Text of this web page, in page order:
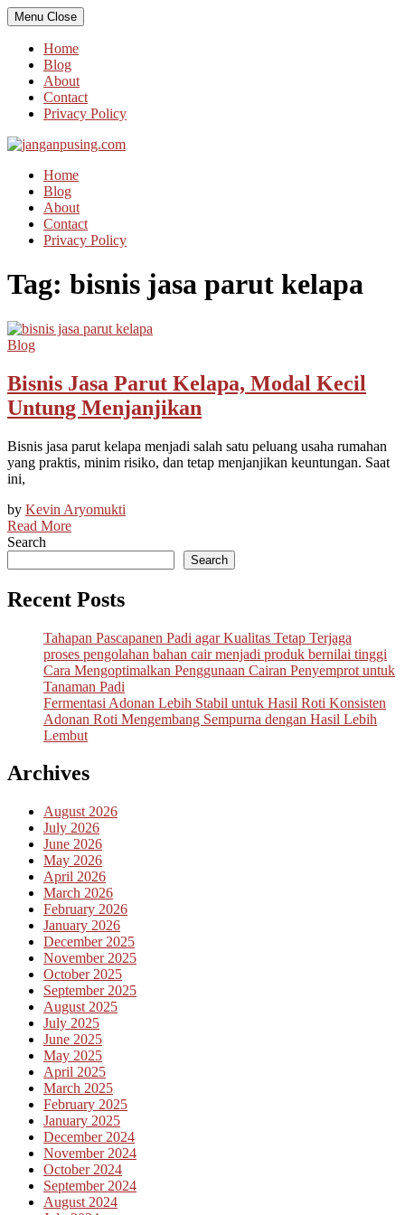
Skip
to
content
Menu Close
Home
Blog
About
Contact
Privacy Policy
Home
Blog
About
Contact
Privacy Policy
Tag: bisnis jasa parut kelapa
Blog
Bisnis Jasa Parut Kelapa, Modal Kecil
Untung Menjanjikan
Bisnis jasa parut kelapa menjadi salah satu peluang usaha rumahan
yang praktis, minim risiko, dan tetap menjanjikan keuntungan. Saat
ini,
by Kevin Aryomukti
Read More
Search
Search
Recent Posts
Tahapan Pascapanen Padi agar Kualitas Tetap Terjaga
proses pengolahan bahan cair menjadi produk bernilai tinggi
Cara Mengoptimalkan Penggunaan Cairan Penyemprot untuk
Tanaman Padi
Fermentasi Adonan Lebih Stabil untuk Hasil Roti Konsisten
Adonan Roti Mengembang Sempurna dengan Hasil Lebih
Lembut
Archives
August 2026
July 2026
June 2026
May 2026
April 2026
March 2026
February 2026
January 2026
December 2025
November 2025
October 2025
September 2025
August 2025
July 2025
June 2025
May 2025
April 2025
March 2025
February 2025
January 2025
December 2024
November 2024
October 2024
September 2024
August 2024